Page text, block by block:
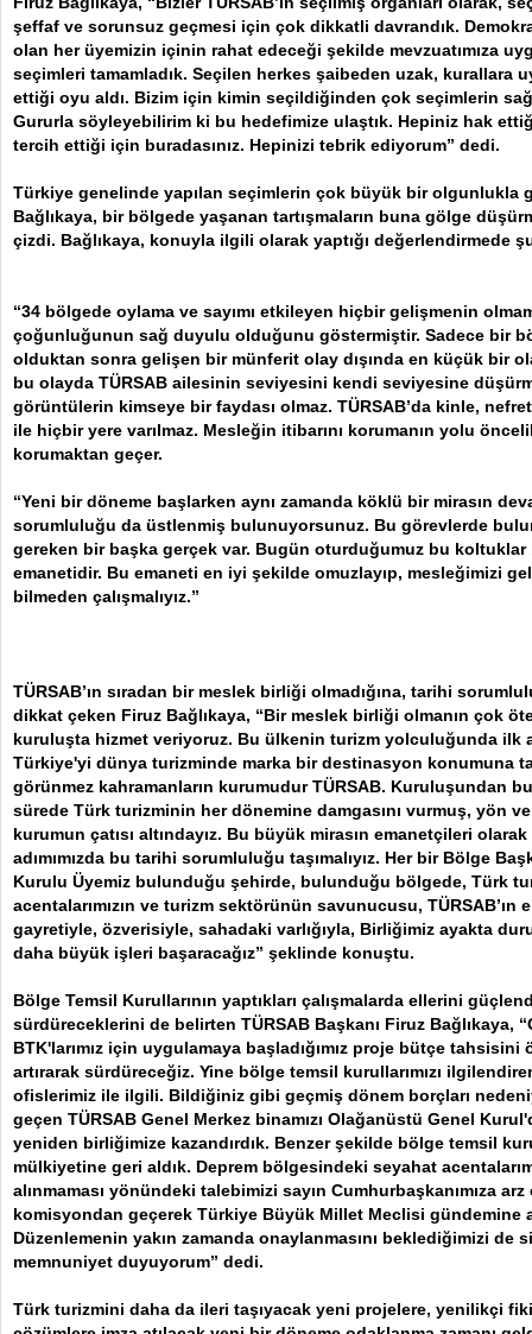
şeffaf ve sorunsuz geçmesi için çok dikkatli davrandık.
olan her üyemizin içinin rahat edeceği şekilde mevzuatımıza
seçimleri tamamladık. Seçilen herkes şaibeden uzak, kurallara
ettiği oyu aldı. Bizim için kimin seçildiğinden çok seçimlerin
Gururla söyleyebilirim ki bu hedefimize ulaştık. Hepiniz hak
tercih ettiği için buradasınız. Hepinizi tebrik ediyorum” dedi.
Türkiye genelinde yapılan seçimlerin çok büyük bir olgunlukla
Bağlıkaya, bir bölgede yaşanan tartışmaların buna gölge
çizdi. Bağlıkaya, konuyla ilgili olarak yaptığı değerlendirmede
“34 bölgede oylama ve sayımı etkileyen hiçbir gelişmenin
çoğunluğunun sağ duyulu olduğunu göstermiştir. Sadece bir
olduktan sonra gelişen bir münferit olay dışında en küçük bir
bu olayda TÜRSAB ailesinin seviyesini kendi seviyesine
görüntülerin kimseye bir faydası olmaz. TÜRSAB’da kinle,
ile hiçbir yere varılmaz. Mesleğin itibarını korumanın yolu
korumaktan geçer.
“Yeni bir döneme başlarken aynı zamanda köklü bir mirasın
sorumluluğu da üstlenmiş bulunuyorsunuz. Bu görevlerde
gereken bir başka gerçek var. Bugün oturduğumuz bu koltuklar
emanetidir. Bu emaneti en iyi şekilde omuzlayıp, mesleğimizi
bilmeden çalışmalıyız.”
TÜRSAB’ın sıradan bir meslek birliği olmadığına, tarihi
dikkat çeken Firuz Bağlıkaya, “Bir meslek birliği olmanın çok
kuruluşta hizmet veriyoruz. Bu ülkenin turizm yolculuğunda ilk
Türkiye'yi dünya turizminde marka bir destinasyon konumuna
görünmez kahramanların kurumudur TÜRSAB. Kuruluşundan bu
sürede Türk turizminin her dönemine damgasını vurmuş, yön
kurumun çatısı altındayız. Bu büyük mirasın emanetçileri
adımımızda bu tarihi sorumluluğu taşımalıyız. Her bir Bölge
Kurulu Üyemiz bulunduğu şehirde, bulunduğu bölgede, Türk
acentalarımızın ve turizm sektörünün savunucusu, TÜRSAB’ın
gayretiyle, özverisiyle, sahadaki varlığıyla, Birliğimiz ayakta
daha büyük işleri başaracağız” şeklinde konuştu.
Bölge Temsil Kurullarının yaptıkları çalışmalarda ellerini
sürdüreceklerini de belirten TÜRSAB Başkanı Firuz Bağlıkaya,
BTK'larımız için uygulamaya başladığımız proje bütçe
artırarak sürdüreceğiz. Yine bölge temsil kurullarımızı
ofislerimiz ile ilgili. Bildiğiniz gibi geçmiş dönem borçları
geçen TÜRSAB Genel Merkez binamızı Olağanüstü Genel
yeniden birliğimize kazandırdık. Benzer şekilde bölge temsil
mülkiyetine geri aldık. Deprem bölgesindeki seyahat
alınmaması yönündeki talebimizi sayın Cumhurbaşkanımıza
komisyondan geçerek Türkiye Büyük Millet Meclisi gündemine
Düzenlemenin yakın zamanda onaylanmasını beklediğimizi de
memnuniyet duyuyorum” dedi.
Türk turizmini daha da ileri taşıyacak yeni projelere, yenilikçi